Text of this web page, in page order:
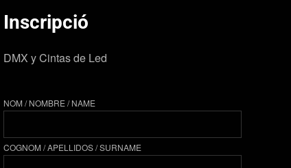
Inscripció
DMX y Cintas de Led
NOM / NOMBRE / NAME
COGNOM / APELLIDOS / SURNAME